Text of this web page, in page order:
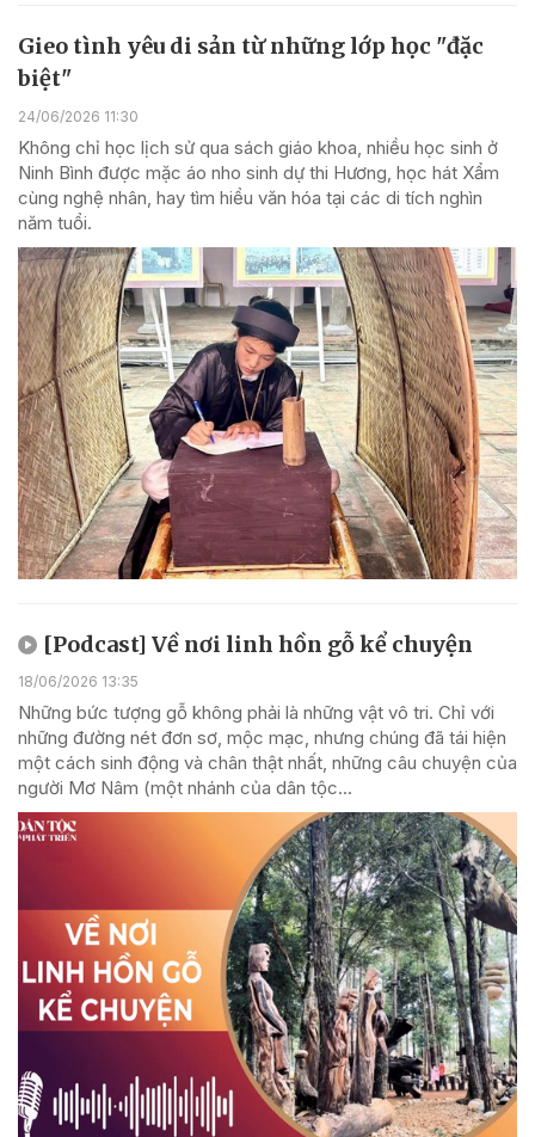
Gieo tình yêu di sản từ những lớp học "đặc
biệt"
24/06/2026 11:30
Không chỉ học lịch sử qua sách giáo khoa, nhiều học sinh ở
Ninh Bình được mặc áo nho sinh dự thi Hương, học hát Xẩm
cùng nghệ nhân, hay tìm hiểu văn hóa tại các di tích nghìn
năm tuổi.
[Podcast] Về nơi linh hồn gỗ kể chuyện
18/06/2026 13:35
Những bức tượng gỗ không phải là những vật vô tri. Chỉ với
những đường nét đơn sơ, mộc mạc, nhưng chúng đã tái hiện
một cách sinh động và chân thật nhất, những câu chuyện của
người Mơ Nâm (một nhánh của dân tộc...